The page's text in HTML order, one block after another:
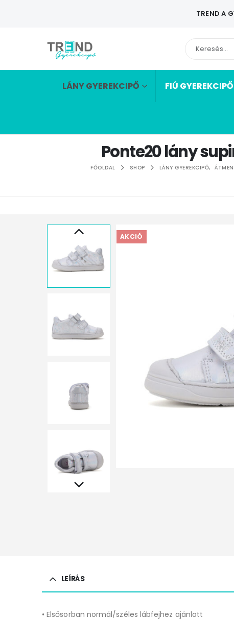
TREND A
LÁNY GYEREKCIPŐ FIÚ GYEREKCIPŐ
Ponte20 lány
FŐOLDAL SHOP LÁNY GYEREKCIPŐ,
AKCIÓ
LEÍRÁS
• Elsősorban normál/széles lábfejhez ajánlott